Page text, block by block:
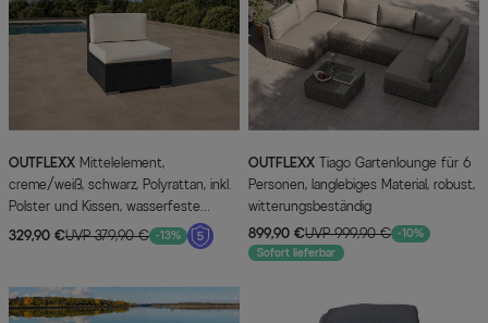
OUTFLEXX
creme/weiß, schwarz, Polyrattan, inkl.
Polster und Kissen, wasserfeste
Kissenbox
329,90 €UVP 379,90 € -13%
OUTFLEXX
Personen, langlebiges Material, robust,
witterungsbeständig
899,90 €UVP 999,90 € -10%
Sofort lieferbar